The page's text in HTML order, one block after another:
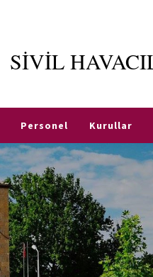
SİVİL
Personel Kurullar